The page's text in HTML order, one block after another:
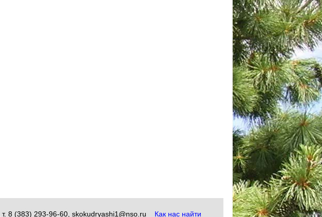
8 (383) 293-96-60, skokudryashi1@nso.ru Как нас найти